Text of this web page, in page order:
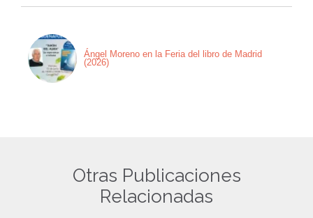
Ángel Moreno en la Feria del libro de Madrid
(2026)
Otras Publicaciones
Relacionadas